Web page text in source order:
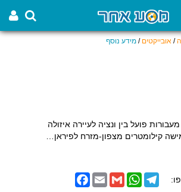
/ אובייקטים / מידע נוסף
פועל בין ונציה לעיירה איזולה
F
a
E
m
G
m
W
h
T
e